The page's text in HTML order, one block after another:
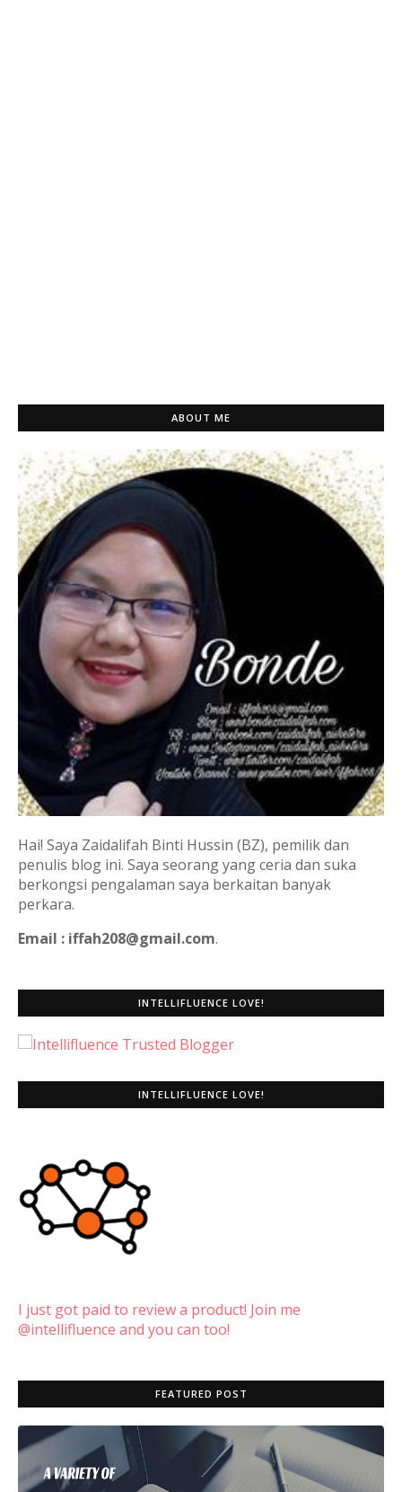
ABOUT ME
Hai! Saya Zaidalifah Binti Hussin (BZ), pemilik dan
penulis blog ini. Saya seorang yang ceria dan suka
berkongsi pengalaman saya berkaitan banyak
perkara.
Email : iffah208@gmail.com.
INTELLIFLUENCE LOVE!
INTELLIFLUENCE LOVE!
I just got paid to review a product! Join me
@intellifluence and you can too!
FEATURED POST